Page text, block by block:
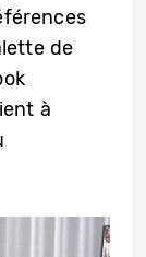
de
à